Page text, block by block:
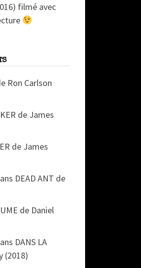
filmé avec
Ron Carlson
de James
de James
DEAD ANT de
de Daniel
DANS LA
(2018)